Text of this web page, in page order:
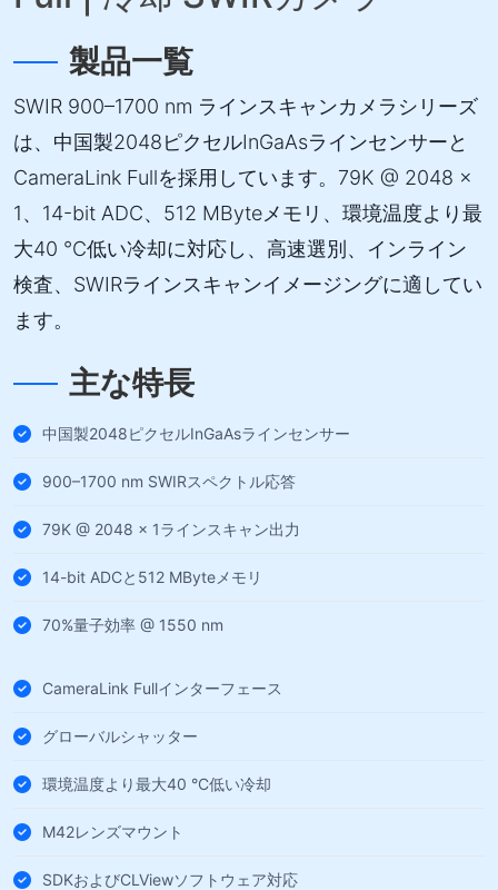
製品一覧
SWIR 900–1700 nm ラインスキャンカメラシリーズ
は、中国製2048ピクセルInGaAsラインセンサーと
CameraLink Fullを採用しています。79K @ 2048 ×
1、14-bit ADC、512 MByteメモリ、環境温度より最
大40 °C低い冷却に対応し、高速選別、インライン
検査、SWIRラインスキャンイメージングに適してい
ます。
主な特長
中国製2048ピクセルInGaAsラインセンサー
900–1700 nm SWIRスペクトル応答
79K @ 2048 × 1ラインスキャン出力
14-bit ADCと512 MByteメモリ
70%量子効率 @ 1550 nm
CameraLink Fullインターフェース
グローバルシャッター
環境温度より最大40 °C低い冷却
M42レンズマウント
SDKおよびCLViewソフトウェア対応